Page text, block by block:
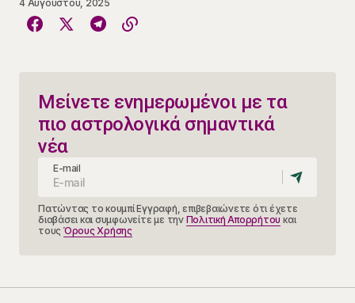
4 Αυγούστου, 2025
Μείνετε ενημερωμένοι με τα
πιο αστρολογικά σημαντικά
νέα
E-mail
Πατώντας το κουμπί Εγγραφή, επιβεβαιώνετε ότι έχετε
διαβάσει και συμφωνείτε με την Πολιτική Απορρήτου και
τους Όρους Χρήσης